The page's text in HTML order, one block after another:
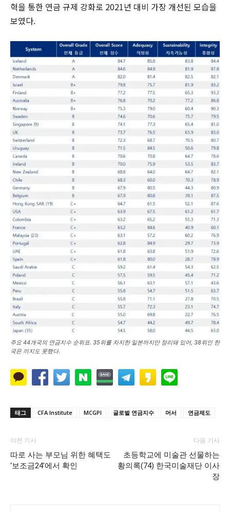
혁을 통한 연금 규제 강화로 2021년 대비 가장 개선된 모습을
보였다.
주요 44개국의 연금지수 순위표. 35위를 차지한 일본까지만 정리돼 있어, 38위인 한
국은 끼지도 못했다.
태그 CFA Institute MCGPI 글로벌 연금지수 머서 연금제도
이전 기사
따로 사는 부모님 위한 혜택도
‘보조금24’에서 확인
다음 기사
초등학교에 미술관 선물하는
황의록(74) 한국미술재단 이사
장